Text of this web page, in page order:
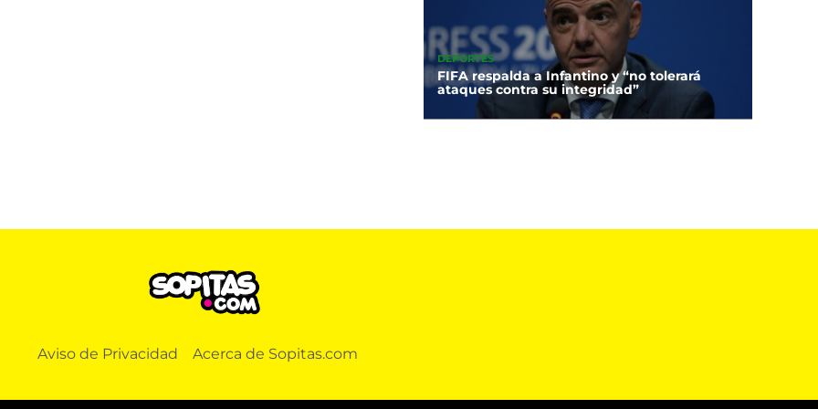
DEPORTES
FIFA respalda a Infantino y “no tolerará
ataques contra su integridad”
Aviso de Privacidad Acerca de Sopitas.com